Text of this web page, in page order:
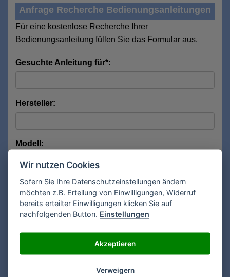
Anfrage Recherche Bedienungsanleitungen
Für eine kostenlose Recherche Ihrer
Bedienungsanleitung füllen Sie das Formular aus.
Gesuchte Anleitung für*:
Hersteller:
Modell:
Anrede*:
Wir nutzen Cookies
Sofern Sie Ihre Datenschutzeinstellungen ändern
möchten z.B. Erteilung von Einwilligungen, Widerruf
bereits erteilter Einwilligungen klicken Sie auf
nachfolgenden Button. Einstellungen
Akzeptieren
Verweigern